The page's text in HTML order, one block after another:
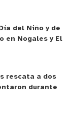
de aves
Ministerio de
esta es una
y por
en
en los
del Niño y de
en Nogales y El
rescata a dos
durante